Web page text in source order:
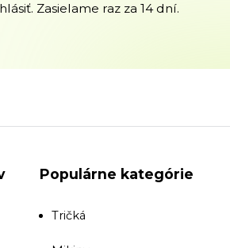
Zasielame raz za 14 dní.
Populárne kategórie
Tričká